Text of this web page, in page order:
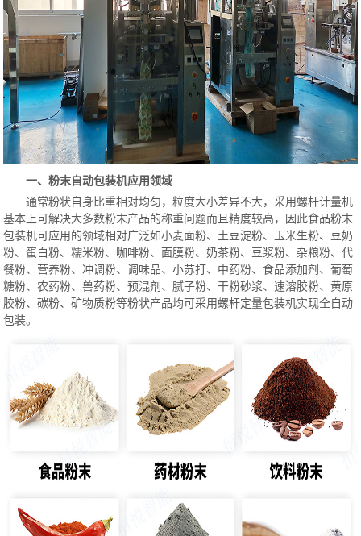
一、粉末自动包装机应用领域
通常粉状自身比重相对均匀，粒度大小差异不大，采用螺杆计量机
基本上可解决大多数粉末产品的称重问题而且精度较高，因此食品粉末
包装机可应用的领域相对广泛如小麦面粉、土豆淀粉、玉米生粉、豆奶
粉、蛋白粉、糯米粉、咖啡粉、面膜粉、奶茶粉、豆浆粉、杂粮粉、代
餐粉、营养粉、冲调粉、调味品、小苏打、中药粉、食品添加剂、葡萄
糖粉、农药粉、兽药粉、预混剂、腻子粉、干粉砂浆、速溶胶粉、黄原
胶粉、碳粉、矿物质粉等粉状产品均可采用螺杆定量包装机实现全自动
包装。